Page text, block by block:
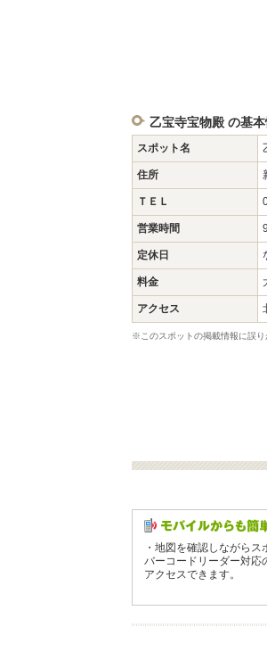
乙宝寺宝物殿 の基
スポット名
住所
ＴＥＬ
営業時間
定休日
料金
アクセス
※このスポットの掲載情報に誤り
・地図を確認しながら
バーコードリーダー対応
アクセスできます。